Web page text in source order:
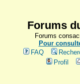
Forums
Forums
Pour
FAQ
Profil